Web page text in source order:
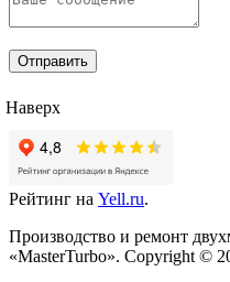
Отправить
Рейтинг на Yell.ru.
Производство и ремонт
«MasterTurbo». Copyright ©
Наверх